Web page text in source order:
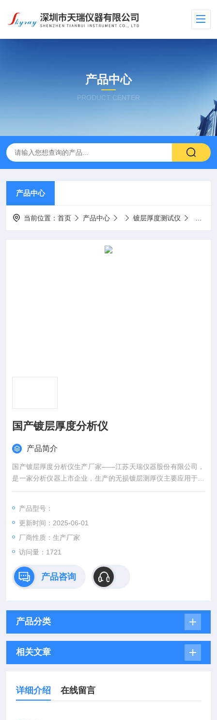
产品中心
PRODUCT CENTER
产品中心
当前位置：首页 产品中心 镀层厚度测试仪
国产镀层厚度分析仪
产品简介
国产镀层厚度分析仪生产厂家——江苏天瑞仪器股份有限公司，
是一家分析仪器上市企业，生产的无损镀层测厚仪主要应用于金
属镀层厚度检测仪，广泛应用在汽车配件、电子连机器、螺丝螺
产品型号：
更新时间：2025-06-01
厂商性质：生产厂家
访问量：1721
产品咨询
产品分类
相关文章
详细介绍 在线留言